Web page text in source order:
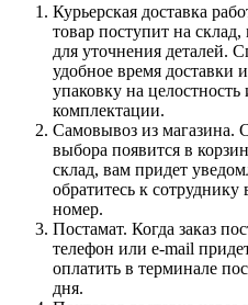
Курьерская доставка
товар поступит на склад,
для уточнения деталей.
удобное время доставки
упаковку на целостность
комплектации.
Самовывоз из магазина.
выбора появится в
склад, вам придет
обратитесь к сотруднику
номер.
Постамат. Когда заказ
телефон или e-mail
оплатить в терминале
дня.